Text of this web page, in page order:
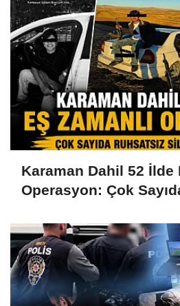
Karaman Dahil 52 İlde
Operasyon: Çok